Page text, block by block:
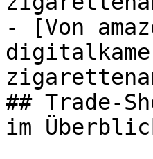
- [Von
## Trade-
im